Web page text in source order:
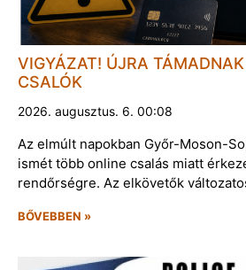
VIGYÁZAT! ÚJRA
CSALÓK
2026. augusztus. 6. 00:08
Az elmúlt napokban Győr-Moson-
ismét több online csalás miatt
rendőrségre. Az elkövetők
BŐVEBBEN »